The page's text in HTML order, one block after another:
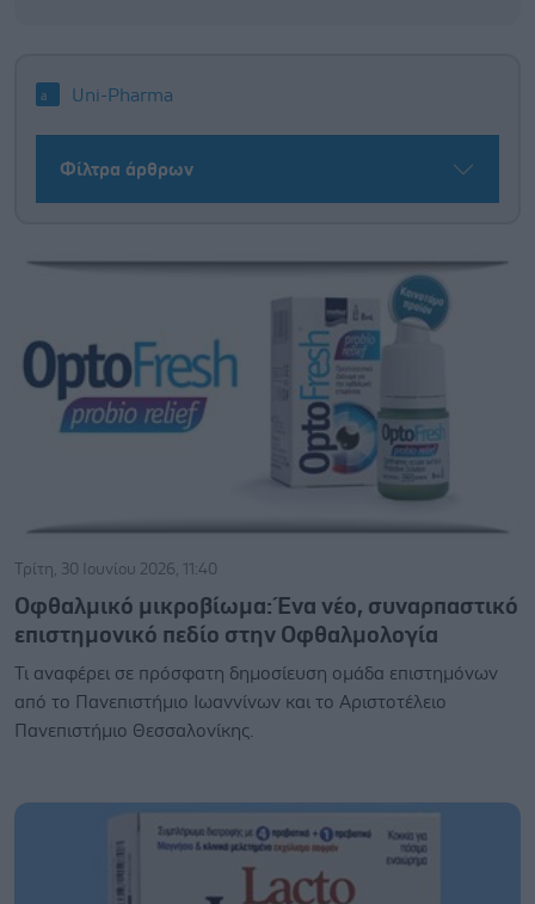
Uni-Pharma
Φίλτρα άρθρων
Τρίτη, 30 Ιουνίου 2026, 11:40
Οφθαλμικό μικροβίωμα: Ένα νέο, συναρπαστικό
επιστημονικό πεδίο στην Οφθαλμολογία
Τι αναφέρει σε πρόσφατη δημοσίευση ομάδα επιστημόνων
από το Πανεπιστήμιο Ιωαννίνων και το Αριστοτέλειο
Πανεπιστήμιο Θεσσαλονίκης.